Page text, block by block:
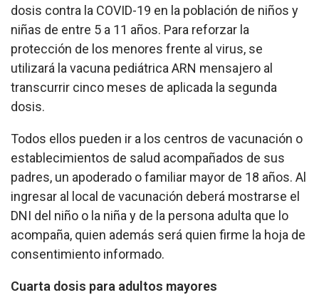
dosis contra la COVID-19 en la población de niños y
niñas de entre 5 a 11 años. Para reforzar la
protección de los menores frente al virus, se
utilizará la vacuna pediátrica ARN mensajero al
transcurrir cinco meses de aplicada la segunda
dosis.
Todos ellos pueden ir a los centros de vacunación o
establecimientos de salud acompañados de sus
padres, un apoderado o familiar mayor de 18 años. Al
ingresar al local de vacunación deberá mostrarse el
DNI del niño o la niña y de la persona adulta que lo
acompaña, quien además será quien firme la hoja de
consentimiento informado.
Cuarta dosis para adultos mayores